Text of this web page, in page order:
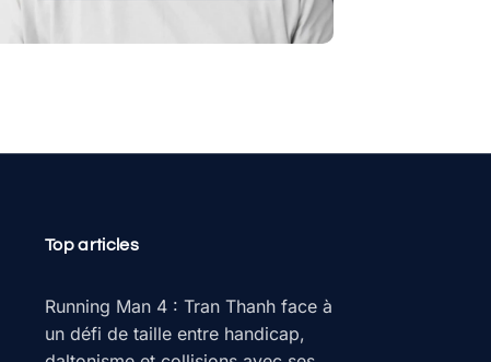
Top articles
Running Man 4 : Tran Thanh face à
un défi de taille entre handicap,